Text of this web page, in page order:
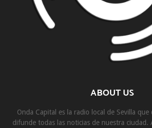
ABOUT US
Onda Capital es la radio local de Sevilla
difunde todas las noticias de nuestra ciudad.